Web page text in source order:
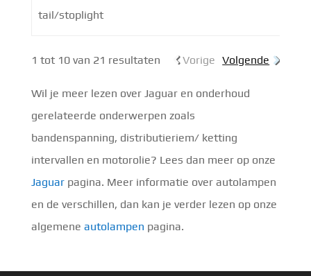
tail/stoplight
1 tot 10 van 21 resultaten Vorige Volgende
Wil je meer lezen over Jaguar en onderhoud
gerelateerde onderwerpen zoals
bandenspanning, distributieriem/ ketting
intervallen en motorolie? Lees dan meer op onze
Jaguarpagina. Meer informatie over autolampen
en de verschillen, dan kan je verder lezen op onze
algemene autolampen pagina.